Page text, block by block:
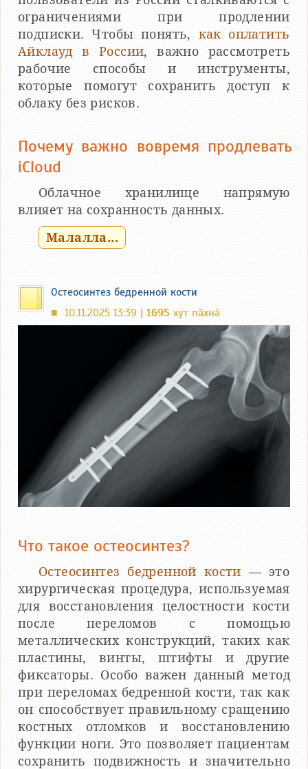
ограничениями при продлении
подписки. Чтобы понять, как оплатить
Айклауд в России, важно рассмотреть
рабочие способы и инструменты,
которые помогут сохранить доступ к
облаку без рисков.
Почему важно вовремя продлевать
iCloud
Облачное хранилище напрямую
влияет на сохранность данных.
Малалла...
Остеосинтез бедренной кости
■ 10.11.2025 13:39 | 1695 хут пӑхнӑ
Что такое остеосинтез?
Остеосинтез бедренной кости — это
хирургическая процедура, используемая
для восстановления целостности кости
после переломов с помощью
металлических конструкций, таких как
пластины, винты, штифты и другие
фиксаторы. Особо важен данный метод
при переломах бедренной кости, так как
он способствует правильному сращению
костных отломков и восстановлению
функции ноги. Это позволяет пациентам
сохранить подвижность и значительно